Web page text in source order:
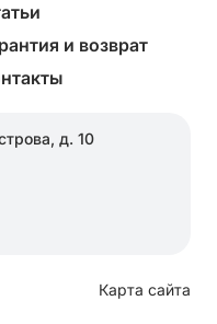
и возврат
д. 10
Карта сайта